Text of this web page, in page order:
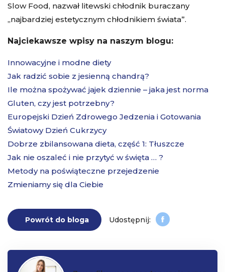
Slow Food, nazwał litewski chłodnik buraczany
„najbardziej estetycznym chłodnikiem świata”.
Najciekawsze wpisy na naszym blogu:
Innowacyjne i modne diety
Jak radzić sobie z jesienną chandrą?
Ile można spożywać jajek dziennie – jaka jest norma
Gluten, czy jest potrzebny?
Europejski Dzień Zdrowego Jedzenia i Gotowania
Światowy Dzień Cukrzycy
Dobrze zbilansowana dieta, część 1: Tłuszcze
Jak nie oszaleć i nie przytyć w święta … ?
Metody na poświąteczne przejedzenie
Zmieniamy się dla Ciebie
Powrót do bloga